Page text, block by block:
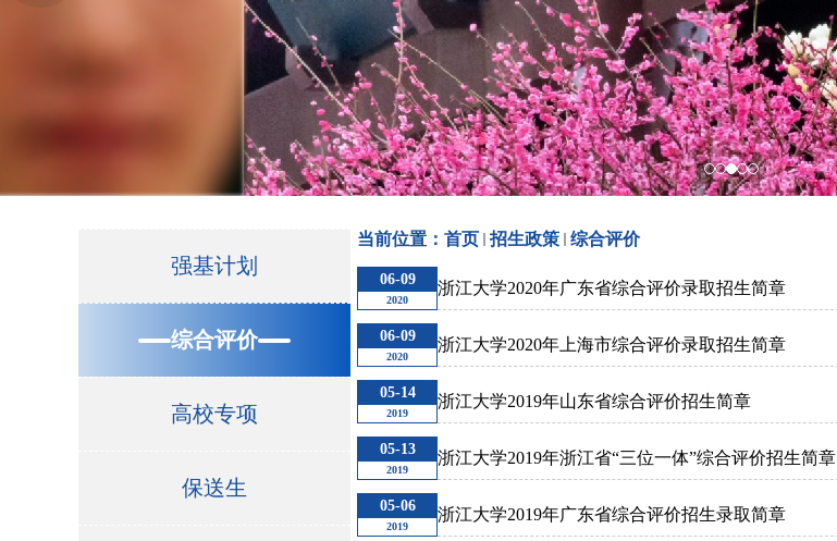
强基计划
综合评价
高校专项
保送生
当前位置： 首页 招生政策 综合评价
06-09
2020
浙江大学2020年广东省综合评价录取招生简章
06-09
2020
浙江大学2020年上海市综合评价录取招生简章
05-14
2019
浙江大学2019年山东省综合评价招生简章
05-13
2019
浙江大学2019年浙江省“三位一体”综合评价招生简章
05-06
2019
浙江大学2019年广东省综合评价招生录取简章